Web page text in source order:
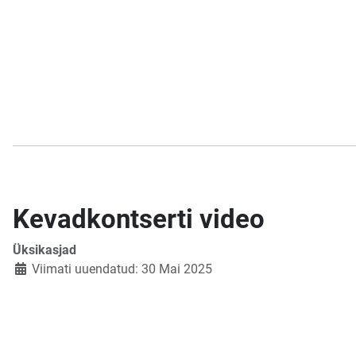
Kevadkontserti video
Üksikasjad
Viimati uuendatud: 30 Mai 2025